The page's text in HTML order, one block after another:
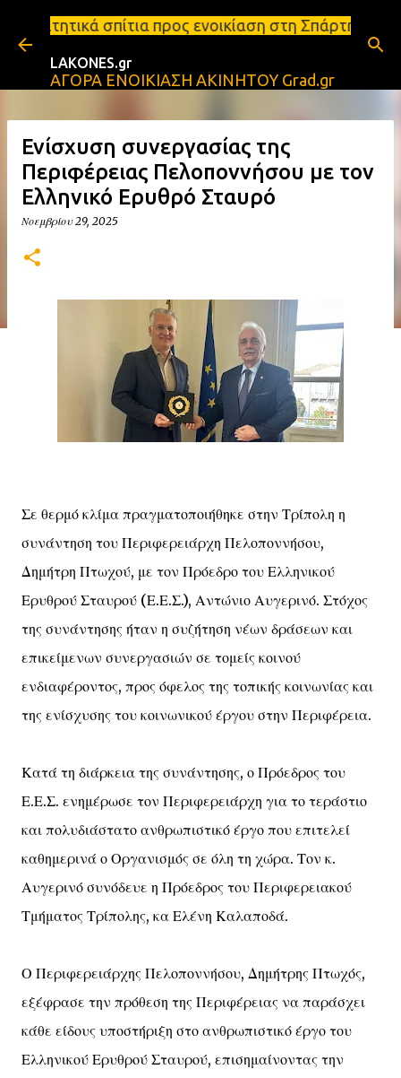
Μετάβαση στο κύριο περιεχόμενο
προς ενοικίαση στη Σπάρτη Ενοικιάσεις
LAKONES.gr
ΑΓΟΡΑ ΕΝΟΙΚΙΑΣΗ ΑΚΙΝΗΤΟΥ Grad.gr
Ενίσχυση συνεργασίας της
Περιφέρειας Πελοποννήσου με τον
Ελληνικό Ερυθρό Σταυρό
Νοεμβρίου 29, 2025
Σε θερμό κλίμα πραγματοποιήθηκε στην Τρίπολη η
συνάντηση του Περιφερειάρχη Πελοποννήσου,
Δημήτρη Πτωχού, με τον Πρόεδρο του Ελληνικού
Ερυθρού Σταυρού (Ε.Ε.Σ.), Αντώνιο Αυγερινό. Στόχος
της συνάντησης ήταν η συζήτηση νέων δράσεων και
επικείμενων συνεργασιών σε τομείς κοινού
ενδιαφέροντος, προς όφελος της τοπικής κοινωνίας και
της ενίσχυσης του κοινωνικού έργου στην Περιφέρεια.
Κατά τη διάρκεια της συνάντησης, ο Πρόεδρος του
Ε.Ε.Σ. ενημέρωσε τον Περιφερειάρχη για το τεράστιο
και πολυδιάστατο ανθρωπιστικό έργο που επιτελεί
καθημερινά ο Οργανισμός σε όλη τη χώρα. Τον κ.
Αυγερινό συνόδευε η Πρόεδρος του Περιφερειακού
Τμήματος Τρίπολης, κα Ελένη Καλαποδά.
Ο Περιφερειάρχης Πελοποννήσου, Δημήτρης Πτωχός,
εξέφρασε την πρόθεση της Περιφέρειας να παράσχει
κάθε είδους υποστήριξη στο ανθρωπιστικό έργο του
Ελληνικού Ερυθρού Σταυρού, επισημαίνοντας την